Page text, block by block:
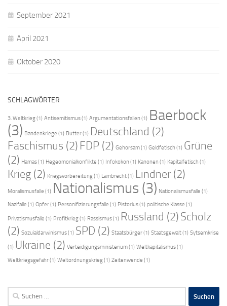
September 2021
April 2021
Oktober 2020
SCHLAGWÖRTER
3. Weltkrieg(1) Antisemitismus(1) Argumentationsfallen (1) Baerbock
(3) Bandenkriege (1) Butter(1) Deutschland (2)
Faschismus (2) FDP (2) Gehorsam(1) Geldfetisch (1) Grüne
(2) Hamas(1) Hegeomonialkonflikte (1) Infokokon (1) Kanonen (1) Kapitalfetisch (1)
Krieg (2) Kriegsvorbereitung(1) Lambrecht(1) Lindner (2)
Moralismusfalle (1) Nationalismus (3) Nationalismusfalle (1)
Nazifalle (1) Opfer(1) Personifizierungsfalle (1) Pistorius(1) politische Klasse (1)
Privatismusfalle (1) Profitkrieg(1) Rassismus(1) Russland (2)Scholz
(2) Sozuialdarwinismus(1) SPD (2) Staatsbürger(1) Staatsgewalt(1) Sytsemkrise
(1) Ukraine (2) Verteidigungsministerium(1) Weltkapitalismus(1)
Weltkriegsgefahr(1) Weltordnungskrieg(1) Zeitenwende (1)
Suchen